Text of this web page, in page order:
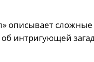
описывает
интригующей